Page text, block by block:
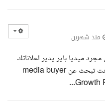
منذ شهرين
ميديا باير يدير اعلاناتك
فقط فاأرجوك تجاهل عرضي ولكن اذا كنت تبحث عن media buyer